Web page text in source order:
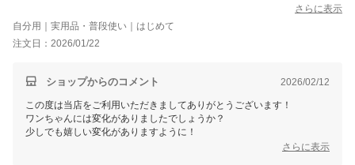
優しく効果が出るといいなぁと思っています。
さらに表示
自分用｜実用品・普段使い｜はじめて
注文日：2026/01/22
ショップからのコメント 2026/02/12
この度は当店をご利用いただきましてありがとうございます！
ワンちゃんには変化がありましたでしょうか？
少しでも嬉しい変化がありますように！
さらに表示